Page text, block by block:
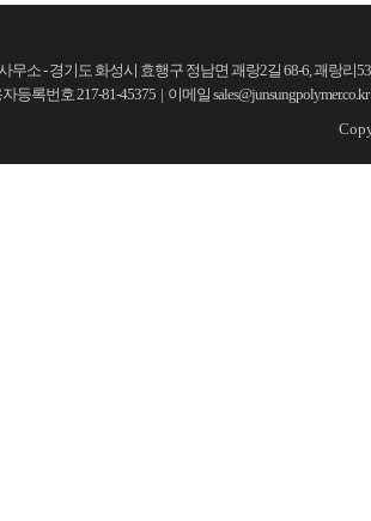
무소 - 경기도 화성시 효행구 정남면 괘랑2길 68-6, 괘랑리
록번호 217-81-45375 | 이메일